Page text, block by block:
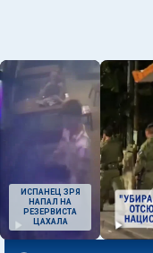
ИСПАНЕЦ ЗРЯ
НАПАЛ НА
РЕЗЕРВИСТА
ЦАХАЛА